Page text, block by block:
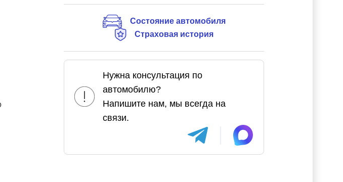
Состояние автомобиля
Страховая история
Нужна консультация по
автомобилю?
Напишите нам, мы всегда на
связи.